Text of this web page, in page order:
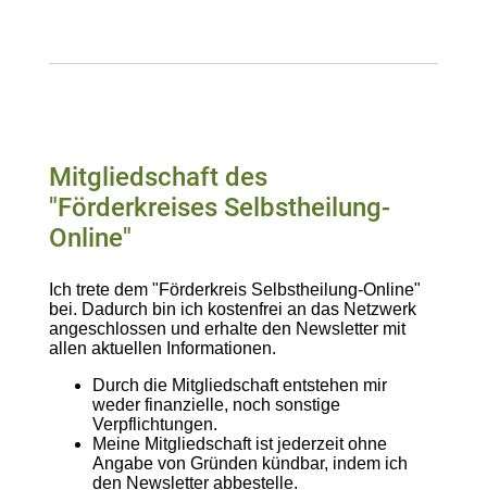
Mitgliedschaft des
"Förderkreises Selbstheilung-
Online"
Ich trete dem "Förderkreis Selbstheilung-Online"
bei. Dadurch bin ich kostenfrei an das Netzwerk
angeschlossen und erhalte den Newsletter mit
allen aktuellen Informationen.
Durch die Mitgliedschaft entstehen mir
weder finanzielle, noch sonstige
Verpflichtungen.
Meine Mitgliedschaft ist jederzeit ohne
Angabe von Gründen kündbar, indem ich
den Newsletter abbestelle.